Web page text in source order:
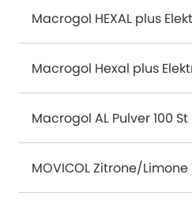
Macrogol HEXAL plus
Macrogol Hexal plus
Macrogol AL Pulver 100 St
MOVICOL Zitrone/Limone